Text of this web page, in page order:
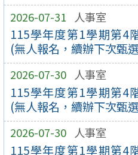
2026-07-31 人事室
115學年度第1學期第4
(無人報名，續辦下次甄
2026-07-30 人事室
115學年度第1學期第4
(無人報名，續辦下次甄
2026-07-30 人事室
115學年度第1學期第4